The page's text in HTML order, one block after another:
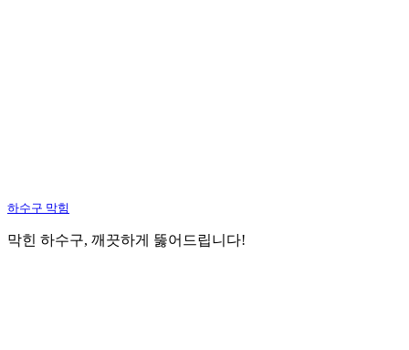
하수구 막힘
막힌 하수구, 깨끗하게 뚫어드립니다!